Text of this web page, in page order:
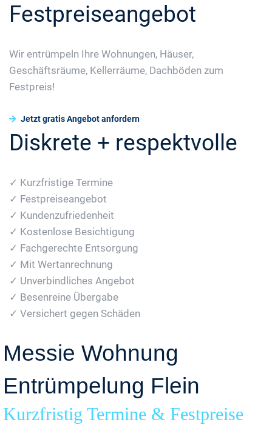
Festpreiseangebot
Wir entrümpeln Ihre Wohnungen, Häuser,
Geschäftsräume, Kellerräume, Dachböden zum
Festpreis!
Jetzt gratis Angebot anfordern
Diskrete + respektvolle
✓ Kurzfristige Termine
✓ Festpreiseangebot
✓ Kundenzufriedenheit
✓ Kostenlose Besichtigung
✓ Fachgerechte Entsorgung
✓ Mit Wertanrechnung
✓ Unverbindliches Angebot
✓ Besenreine Übergabe
✓ Versichert gegen Schäden
Messie Wohnung
Entrümpelung Flein
Kurzfristig Termine & Festpreise